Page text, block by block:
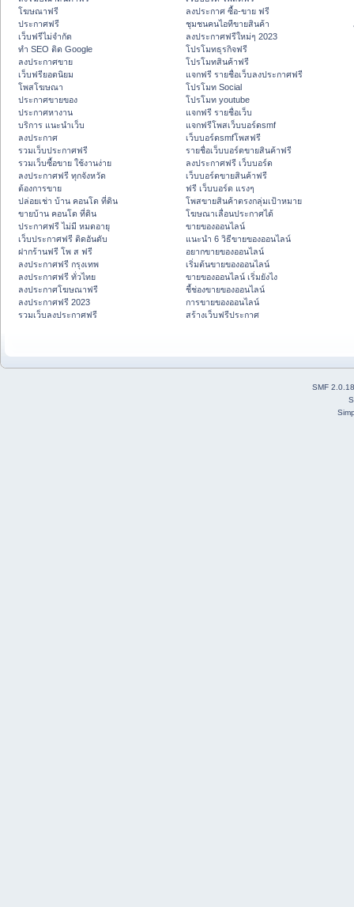
โฆษณาฟรี
ประกาศฟรี
เว็บฟรีไม่จำกัด
ทำ SEO ติด Google
ลงประกาศขาย
เว็บฟรียอดนิยม
โพสโฆษณา
ประกาศขายของ
ประกาศหางาน
บริการ แนะนำเว็บ
ลงประกาศ
รวมเว็บประกาศฟรี
รวมเว็บซื้อขาย ใช้งานง่าย
ลงประกาศฟรี ทุกจังหวัด
ต้องการขาย
ปล่อยเช่า บ้าน คอนโด ที่ดิน
ขายบ้าน คอนโด ที่ดิน
ประกาศฟรี ไม่มี หมดอายุ
เว็บประกาศฟรี ติดอันดับ
ฝากร้านฟรี โพ ส ฟรี
ลงประกาศฟรี กรุงเทพ
ลงประกาศฟรี ทั่วไทย
ลงประกาศโฆษณาฟรี
ลงประกาศฟรี 2023
รวมเว็บลงประกาศฟรี
ลงประกาศ ซื้อ-ขาย ฟรี
ชุมชนคนไอทีขายสินค้า
ลงประกาศฟรีใหม่ๆ 2023
โปรโมทธุรกิจฟรี
โปรโมทสินค้าฟรี
แจกฟรี รายชื่อเว็บลงประกาศฟรี
โปรโมท Social
โปรโมท youtube
แจกฟรี รายชื่อเว็บ
แจกฟรีโพสเว็บบอร์ดsmf
เว็บบอร์ดsmfโพสฟรี
รายชื่อเว็บบอร์ดขายสินค้าฟรี
ลงประกาศฟรี เว็บบอร์ด
เว็บบอร์ดขายสินค้าฟรี
ฟรี เว็บบอร์ด แรงๆ
โพสขายสินค้าตรงกลุ่มเป้าหมาย
โฆษณาเลื่อนประกาศได้
ขายของออนไลน์
แนะนำ 6 วิธีขายของออนไลน์
อยากขายของออนไลน์
เริ่มต้นขายของออนไลน์
ขายของออนไลน์ เริ่มยังไง
ชี้ช่องขายของออนไลน์
การขายของออนไลน์
สร้างเว็บฟรีประกาศ
SMF 2.0.18